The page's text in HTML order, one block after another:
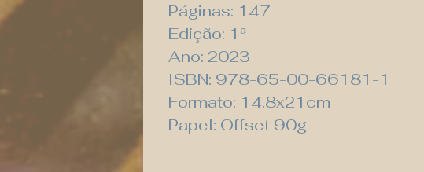
Páginas: 147
Edição: 1ª
Ano: 2023
ISBN: 978-65-00-66181-1
Formato: 14.8x21cm
Papel: Offset 90g